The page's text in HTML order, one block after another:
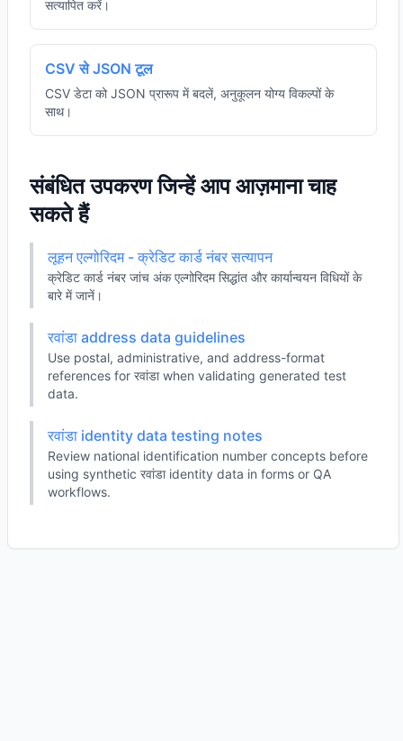
सत्यापित करें।
CSV से JSON टूल
CSV डेटा को JSON प्रारूप में बदलें, अनुकूलन योग्य विकल्पों के
साथ।
संबंधित उपकरण जिन्हें आप आज़माना चाह
सकते हैं
लूहन एल्गोरिदम - क्रेडिट कार्ड नंबर सत्यापन
क्रेडिट कार्ड नंबर जांच अंक एल्गोरिदम सिद्धांत और कार्यान्वयन विधियों के
बारे में जानें।
रवांडा address data guidelines
Use postal, administrative, and address-format
references for रवांडा when validating generated test
data.
रवांडा identity data testing notes
Review national identification number concepts before
using synthetic रवांडा identity data in forms or QA
workflows.